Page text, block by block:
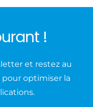
!
et restez au
optimiser la